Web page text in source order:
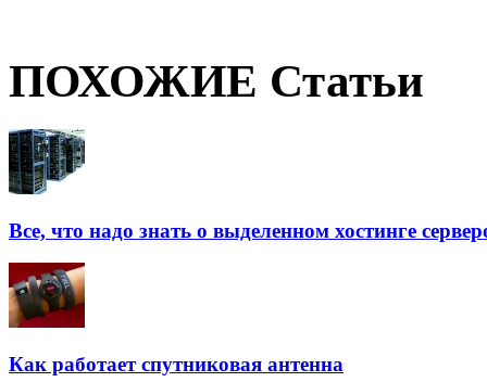
ПОХОЖИЕ Статьи
Все, что надо знать о выделенном хостинге
Как работает спутниковая антенна